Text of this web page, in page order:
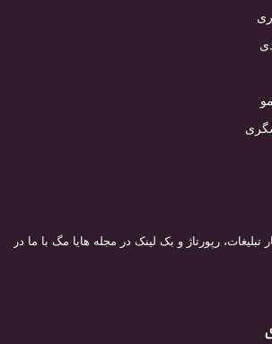
تبلیغات، رپورتاژ و بک لینک در مجله هایا مگ با ما در